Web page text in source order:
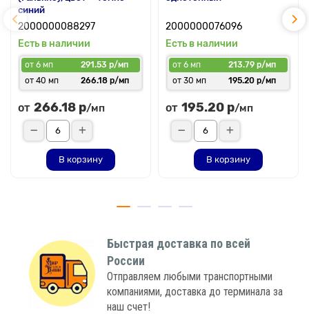
синий
2000000088297
Есть в наличии
от 6 мп
291.53 р/мп
от 40 мп
266.18 р/мп
от 266.18 р/мп
В корзину
2000000076096
Есть в наличии
от 6 мп
213.79 р/мп
от 30 мп
195.20 р/мп
от 195.20 р/мп
В корзину
Быстрая доставка по всей
России
Отправляем любыми транспортными
компаниями, доставка до терминала за
наш счет!